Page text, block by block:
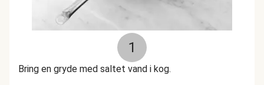
1
Bring en gryde med saltet vand i kog.